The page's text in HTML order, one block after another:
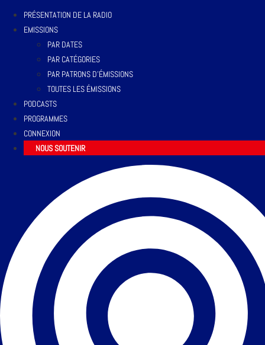
PRÉSENTATION DE LA RADIO
EMISSIONS
PAR DATES
PAR CATÉGORIES
PAR PATRONS D’ÉMISSIONS
TOUTES LES ÉMISSIONS
PODCASTS
PROGRAMMES
CONNEXION
NOUS SOUTENIR